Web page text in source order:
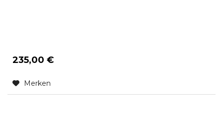
235,00 €
Merken